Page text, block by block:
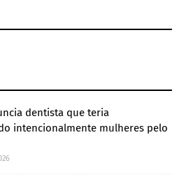
dentista que teria
intencionalmente mulheres pelo